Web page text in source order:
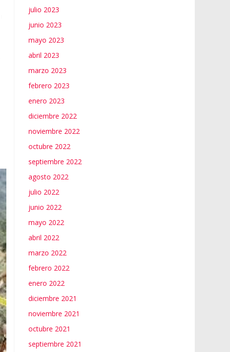
julio 2023
junio 2023
mayo 2023
abril 2023
marzo 2023
febrero 2023
enero 2023
diciembre 2022
noviembre 2022
octubre 2022
septiembre 2022
agosto 2022
julio 2022
junio 2022
mayo 2022
abril 2022
marzo 2022
febrero 2022
enero 2022
diciembre 2021
noviembre 2021
octubre 2021
septiembre 2021